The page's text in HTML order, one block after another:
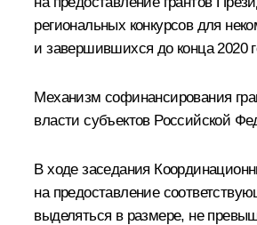
региональных конкурсов для
и завершившихся до конца 2020
Механизм софинансирования
власти субъектов Российской
В ходе заседания
на предоставление
выделяться в размере, не